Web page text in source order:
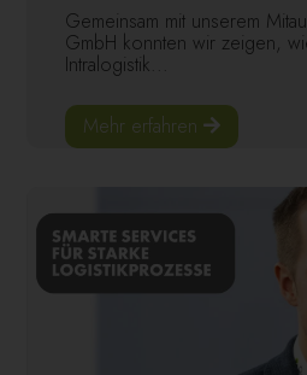
Gemeinsam mit unserem
GmbH konnten wir zeigen,
Intralogistik...
Mehr erfahren